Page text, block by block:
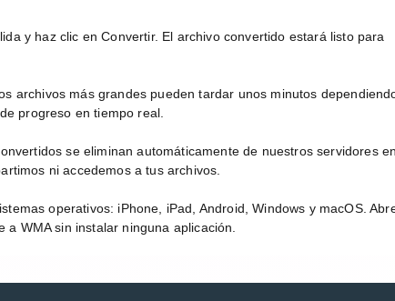
y haz clic en Convertir. El archivo convertido estará listo para
archivos más grandes pueden tardar unos minutos
progreso en tiempo real.
se eliminan automáticamente de nuestros servidores
ni accedemos a tus archivos.
operativos: iPhone, iPad, Android, Windows y macOS.
WMA sin instalar ninguna aplicación.